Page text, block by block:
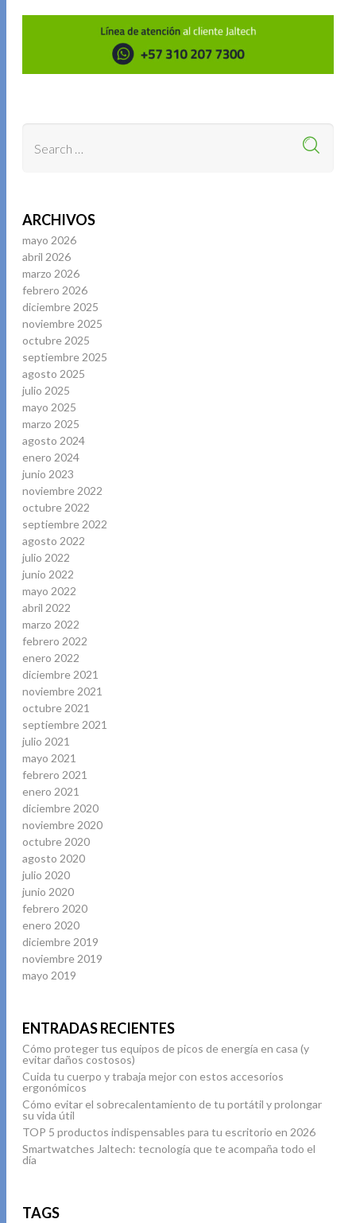
ARCHIVOS
mayo 2026
abril 2026
marzo 2026
febrero 2026
diciembre 2025
noviembre 2025
octubre 2025
septiembre 2025
agosto 2025
julio 2025
mayo 2025
marzo 2025
agosto 2024
enero 2024
junio 2023
noviembre 2022
octubre 2022
septiembre 2022
agosto 2022
julio 2022
junio 2022
mayo 2022
abril 2022
marzo 2022
febrero 2022
enero 2022
diciembre 2021
noviembre 2021
octubre 2021
septiembre 2021
julio 2021
mayo 2021
febrero 2021
enero 2021
diciembre 2020
noviembre 2020
octubre 2020
agosto 2020
julio 2020
junio 2020
febrero 2020
enero 2020
diciembre 2019
noviembre 2019
mayo 2019
ENTRADAS RECIENTES
Cómo proteger tus equipos de picos de energía en casa (y
evitar daños costosos)
Cuida tu cuerpo y trabaja mejor con estos accesorios
ergonómicos
Cómo evitar el sobrecalentamiento de tu portátil y prolongar
su vida útil
TOP 5 productos indispensables para tu escritorio en 2026
Smartwatches Jaltech: tecnología que te acompaña todo el
día
TAGS